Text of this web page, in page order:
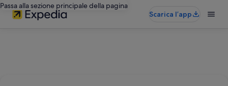
Passa alla sezione principale della pagina
Scarica l’app